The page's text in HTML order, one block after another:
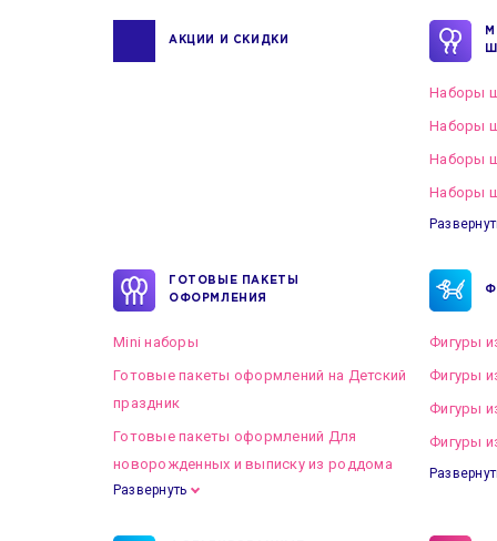
АКЦИИ И СКИДКИ
Наборы
Наборы
Наборы
Наборы
ГОТОВЫЕ ПАКЕТЫ
ОФОРМЛЕНИЯ
Mini наборы
Готовые пакеты оформлений на Детский
праздник
Готовые пакеты оформлений Для
новорожденных и выписку из роддома
Готовые пакеты оформлений на Свадьбу
Развернуть
Фигуры
Фигуры
Фигуры
Фигуры